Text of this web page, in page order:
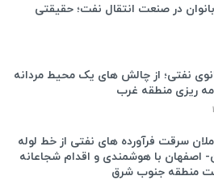
در صنعت انتقال نفت؛ حقیقتی
نفتی؛ از چالش های یک محیط مردانه
ریزی منطقه غرب
سرقت فرآورده های نفتی از خط لوله
اصفهان با هوشمندی و اقدام شجاعانه
منطقه جنوب شرق